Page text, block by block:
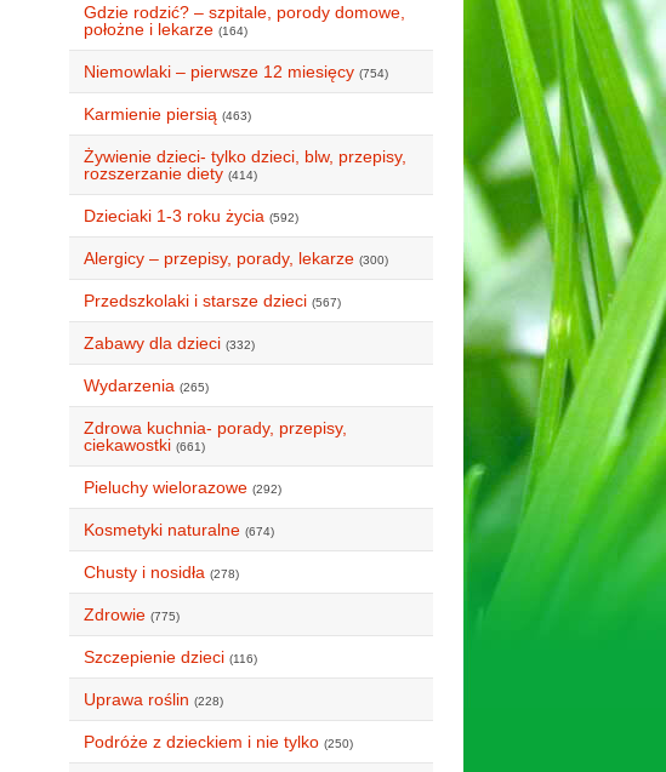
Gdzie rodzić? – szpitale, porody domowe,
położne i lekarze (164)
Niemowlaki – pierwsze 12 miesięcy (754)
Karmienie piersią (463)
Żywienie dzieci- tylko dzieci, blw, przepisy,
rozszerzanie diety (414)
Dzieciaki 1-3 roku życia (592)
Alergicy – przepisy, porady, lekarze (300)
Przedszkolaki i starsze dzieci (567)
Zabawy dla dzieci (332)
Wydarzenia (265)
Zdrowa kuchnia- porady, przepisy,
ciekawostki (661)
Pieluchy wielorazowe (292)
Kosmetyki naturalne (674)
Chusty i nosidła (278)
Zdrowie (775)
Szczepienie dzieci (116)
Uprawa roślin (228)
Podróże z dzieckiem i nie tylko (250)